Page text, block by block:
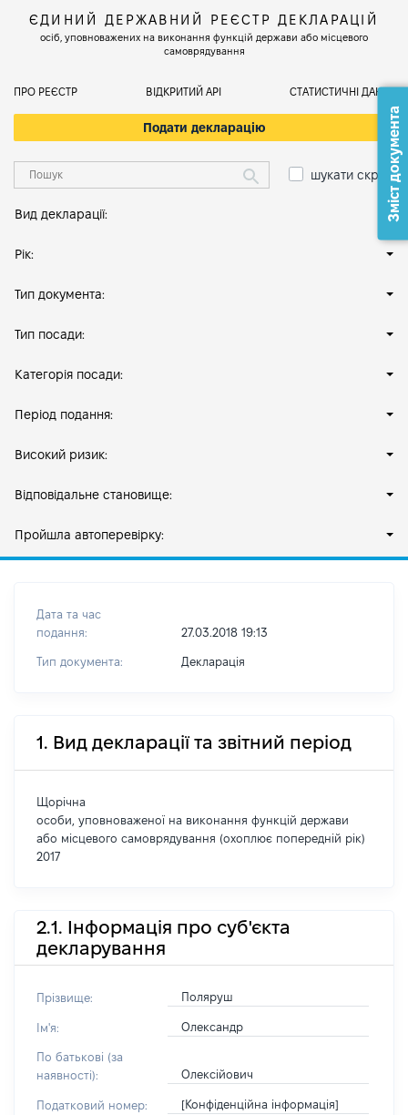
ЄДИНИЙ ДЕРЖАВНИЙ РЕЄСТР ДЕКЛАРАЦІЙ
осіб, уповноважених на виконання функцій держави або місцевого
самоврядування
ПРО РЕЄСТР ВІДКРИТИЙ АРІ СТАТИСТИЧНІ ДАНІ
Подати декларацію
шукати скрізь
Вид декларації:
Рік:
Тип документа:
Тип посади:
Категорія посади:
Період подання:
Високий ризик:
Відповідальне становище:
Пройшла автоперевірку:
Дата та час
подання:
27.03.2018 19:13
Тип документа: Декларація
1. Вид декларації та звітний період
Щорічна
особи, уповноваженої на виконання функцій держави
або місцевого самоврядування (охоплює попередній рік)
2017
2.1. Інформація про суб'єкта
декларування
Прізвище: Поляруш
Ім'я: Олександр
По батькові (за
наявності):
Олексійович
Податковий номер: [Конфіденційна інформація]
Зміст документа